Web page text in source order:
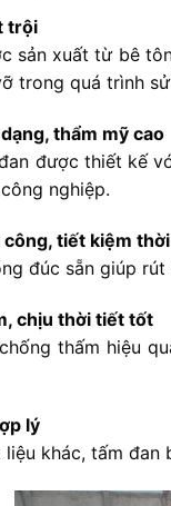
trội
sản xuất từ bê
trong quá trình
thẩm mỹ cao
được thiết kế
nghiệp.
công, tiết kiệm
đúc sẵn giúp
chịu thời tiết tốt
thấm hiệu
lý
khác, tấm đan